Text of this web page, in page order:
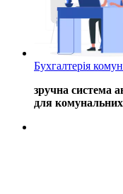
Бухгалтерія
зручна система
для